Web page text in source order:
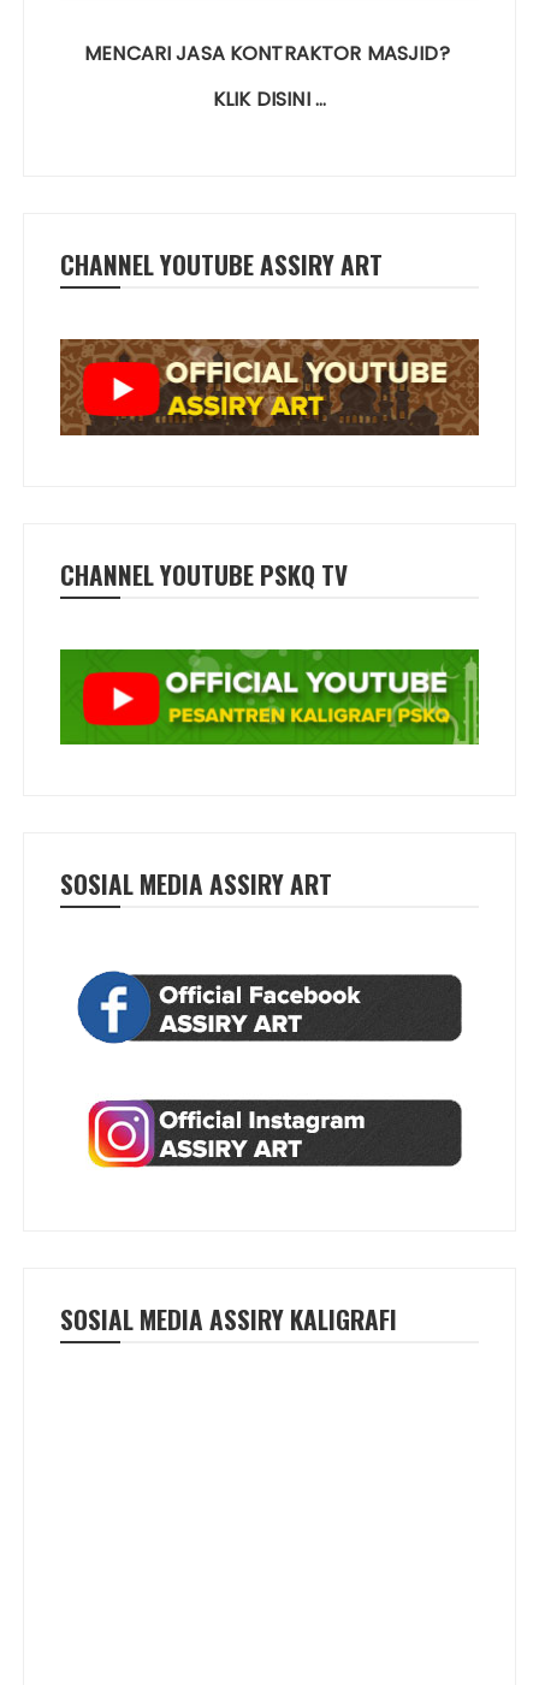
MENCARI JASA KONTRAKTOR MASJID?
KLIK DISINI …
CHANNEL YOUTUBE ASSIRY ART
CHANNEL YOUTUBE PSKQ TV
SOSIAL MEDIA ASSIRY ART
SOSIAL MEDIA ASSIRY KALIGRAFI